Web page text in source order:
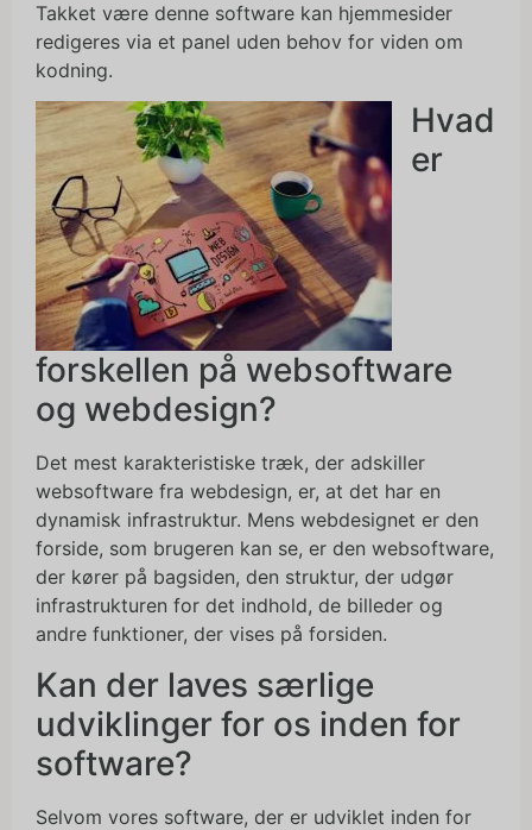
Takket være denne software kan hjemmesider
redigeres via et panel uden behov for viden om
kodning.
Hvad
er
forskellen på websoftware
og webdesign?
Det mest karakteristiske træk, der adskiller
websoftware fra webdesign, er, at det har en
dynamisk infrastruktur. Mens webdesignet er den
forside, som brugeren kan se, er den websoftware,
der kører på bagsiden, den struktur, der udgør
infrastrukturen for det indhold, de billeder og
andre funktioner, der vises på forsiden.
Kan der laves særlige
udviklinger for os inden for
software?
Selvom vores software, der er udviklet inden for